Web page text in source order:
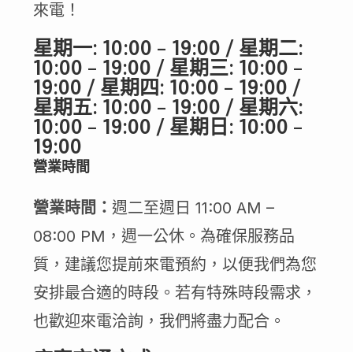
來電！
星期一: 10:00 – 19:00 / 星期二:
10:00 – 19:00 / 星期三: 10:00 –
19:00 / 星期四: 10:00 – 19:00 /
星期五: 10:00 – 19:00 / 星期六:
10:00 – 19:00 / 星期日: 10:00 –
19:00
營業時間
營業時間：週二至週日 11:00 AM –
08:00 PM，週一公休。為確保服務品
質，建議您提前來電預約，以便我們為您
安排最合適的時段。若有特殊時段需求，
也歡迎來電洽詢，我們將盡力配合。